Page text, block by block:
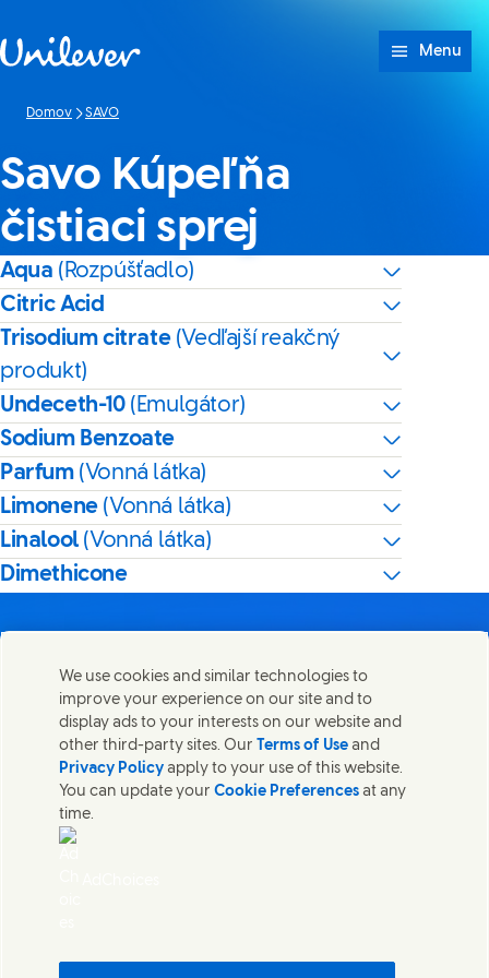
Menu
Domov SAVO
Savo Kúpeľňa
čistiaci sprej
Aqua (Rozpúšťadlo)
Citric Acid
Trisodium citrate (Vedľajší reakčný
produkt)
Undeceth-10 (Emulgátor)
Sodium Benzoate
Parfum (Vonná látka)
Limonene (Vonná látka)
Linalool(Vonná látka)
Dimethicone
Zdieľajte túto stránku
Share this page on Facebook
Share this page on X
Share this page on Linked
Share this page on
Kontaktujte nás
Spojte sa so spoločnosťou Unilever a tímom špecialistov
alebo nájdite kontakty po celom svete.
We use cookies and similar technologies to
improve your experience on our site and to
display ads to your interests on our website and
other third-party sites. Our Terms of Use and
Privacy Policy apply to your use of this website.
You can update yourCookie Preferences at any
time.